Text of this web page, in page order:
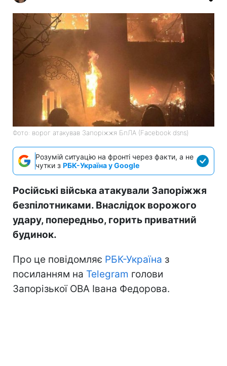
Фото: ворог атакував Запоріжжя БпЛА (Facebook dsns)
Розумій ситуацію на фронті через факти, а не
чутки з РБК-Україна у Google
Російські війська атакували Запоріжжя
безпілотниками. Внаслідок ворожого
удару, попередньо, горить приватний
будинок.
Про це повідомляє РБК-Україна з
посиланням на Telegram голови
Запорізької ОВА Івана Федорова.